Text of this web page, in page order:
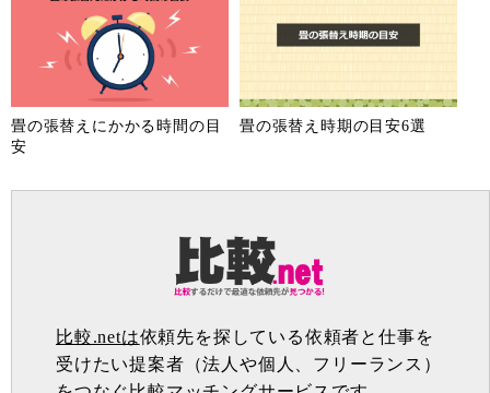
畳の張替えにかかる時間の目
安
畳の張替え時期の目安6選
比較.netは依頼先を探している依頼者と仕事を
受けたい提案者（法人や個人、フリーランス）